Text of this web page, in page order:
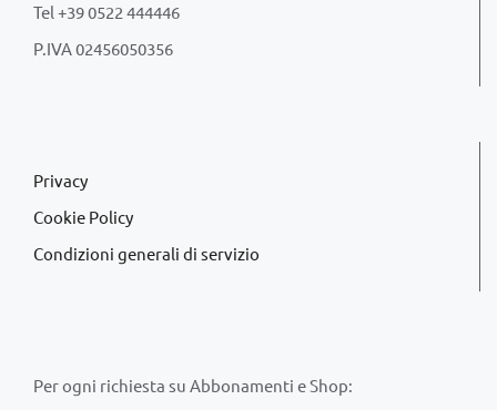
Tel +39 0522 444446
P.IVA 02456050356
Privacy
Cookie Policy
Condizioni generali di servizio
Per ogni richiesta su Abbonamenti e Shop: